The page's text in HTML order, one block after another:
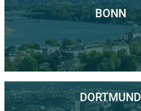
BONN
DORTMUND